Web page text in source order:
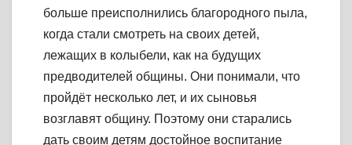
больше преисполнились благородного пыла,
когда стали смотреть на своих детей,
лежащих в колыбели, как на будущих
предводителей общины. Они понимали, что
пройдёт несколько лет, и их сыновья
возглавят общину. Поэтому они старались
дать своим детям достойное воспитание